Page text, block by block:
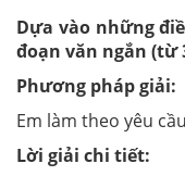
Dựa vào những
đoạn văn ngắn (từ
Phương pháp giải:
Em làm theo yêu
Lời giải chi tiết: